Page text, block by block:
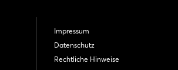
Impressum
Datenschutz
Rechtliche Hinweise